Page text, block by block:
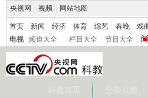
央视网 视频 网站地图
首页 新闻 经济 体育 综艺 春晚 戏
电视
频道大全 栏目大全 节目大全